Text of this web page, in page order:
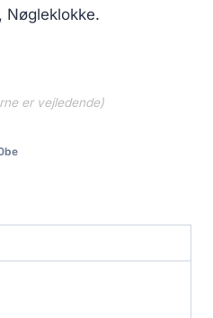
Nøgleklokke.
er vejledende)